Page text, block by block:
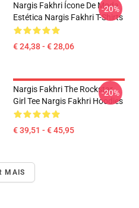
Nargis Fakhri Ícone De Moda
Estética Nargis Fakhri T-Shirts
€ 24,38 - € 28,06
-20%
Nargis Fakhri The Rockstar
Girl Tee Nargis Fakhri Hoodies
€ 39,51 - € 45,95
-20%
MAIS